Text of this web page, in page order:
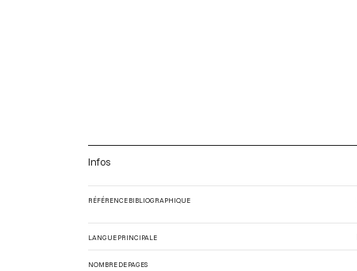
Infos
RÉFÉRENCE BIBLIOGRAPHIQUE
LANGUE PRINCIPALE
NOMBRE DE PAGES